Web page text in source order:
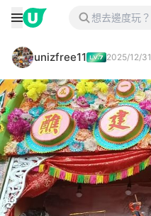
unizfree11 2025/12/31